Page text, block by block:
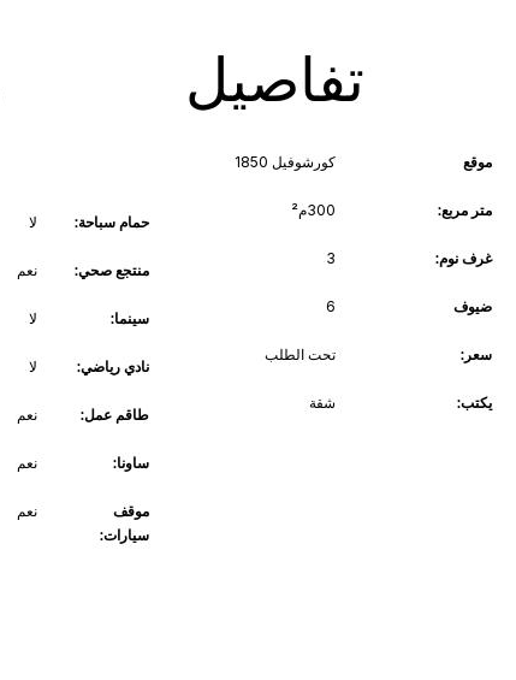
تفاصيل
موقع كورشوفيل 1850
متر مربع: 300م²
غرف نوم: 3
ضيوف 6
سعر: تحت الطلب
يكتب: شقة
حمام سباحة: لا
منتجع صحي: نعم
سينما: لا
نادي رياضي: لا
طاقم عمل: نعم
ساونا: نعم
موقف
سيارات:
نعم